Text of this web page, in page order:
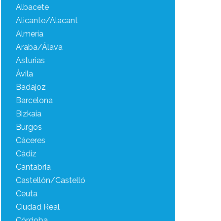
Albacete
Alicante/Alacant
Almería
Araba/Álava
Asturias
Ávila
Badajoz
Barcelona
Bizkaia
Burgos
Cáceres
Cádiz
Cantabria
Castellón/Castelló
Ceuta
Ciudad Real